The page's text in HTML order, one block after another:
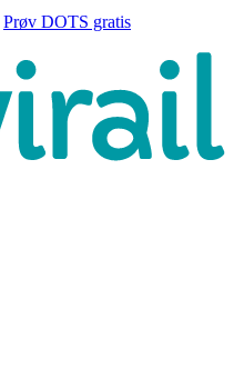
Prøv DOTS gratis